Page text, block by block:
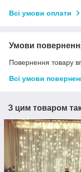
Всі умови оплати
Умови
Повернення товару
Всі умови
З цим товаром